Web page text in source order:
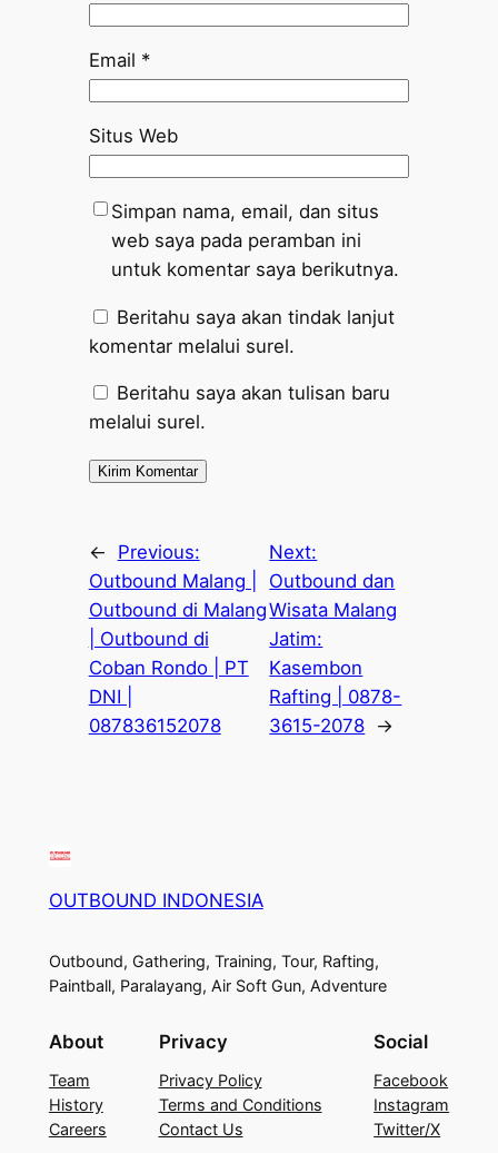
Email *
Situs Web
Simpan nama, email, dan situs
web saya pada peramban ini
untuk komentar saya berikutnya.
Beritahu saya akan tindak lanjut
komentar melalui surel.
Beritahu saya akan tulisan baru
melalui surel.
←
Previous:
Outbound Malang |
Outbound di Malang
| Outbound di
Coban Rondo | PT
DNI |
087836152078
Next:
Outbound dan
Wisata Malang
Jatim:
Kasembon
Rafting | 0878-
3615-2078 →
OUTBOUND INDONESIA
Outbound, Gathering, Training, Tour, Rafting,
Paintball, Paralayang, Air Soft Gun, Adventure
About
Team
History
Careers
Privacy
Privacy Policy
Terms and Conditions
Contact Us
Social
Facebook
Instagram
Twitter/X